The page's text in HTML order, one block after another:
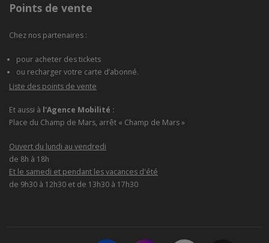
Points de vente
Chez nos partenaires :
pour acheter des tickets
ou recharger votre carte d’abonné.
Liste des points de vente
Et aussi à l'Agence Mobilité :
Place du Champ de Mars, arrêt « Champ de Mars »
Ouvert du lundi au vendredi
de 8h à 18h
Et le samedi et pendant les vacances d'été
de 9h30 à 12h30 et de 13h30 à 17h30